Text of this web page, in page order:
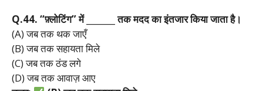
Q.44. “फ़्लोटिंग”में _______तकमददकाइंतजारकियाजाताहै।
(A) जब तक थक जाएँ
(B) जब तक सहायता मिले
(C) जब तक ठंड लगे
(D) जब तक आवाज़ आए